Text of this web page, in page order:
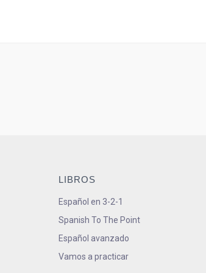
LIBROS
Español en 3-2-1
Spanish To The Point
Español avanzado
Vamos a practicar